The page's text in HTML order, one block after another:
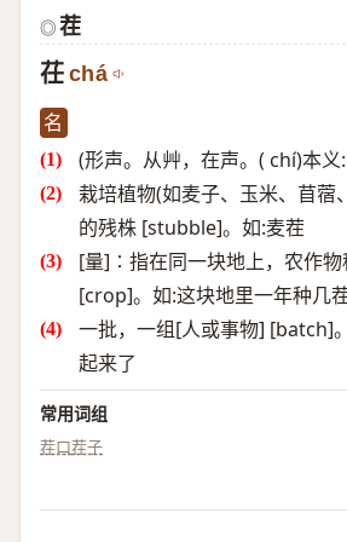
◎ 茬
茌 chá
名
(形声。从艸，在声。( chí)本
栽培植物(如麦子、玉米、苜蓿
的残株 [stubble]。如:麦茬
[量]∶指在同一块地上，农作物
[crop]。如:这块地里一年种几
一批，一组[人或事物] [batch]
起来了
常用词组
茬口茬子